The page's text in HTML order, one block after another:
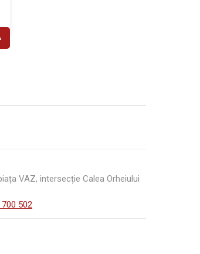
VAZ, intersecție Calea Orheiului
502